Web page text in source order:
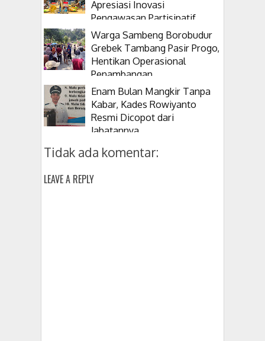
Apresiasi Inovasi
Pengawasan Partisipatif
Warga Sambeng Borobudur
Grebek Tambang Pasir Progo,
Hentikan Operasional
Penambangan
Enam Bulan Mangkir Tanpa
Kabar, Kades Rowiyanto
Resmi Dicopot dari
Jabatannya
Tidak ada komentar:
LEAVE A REPLY